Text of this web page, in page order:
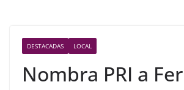
DESTACADAS LOCAL
Nombra PRI a